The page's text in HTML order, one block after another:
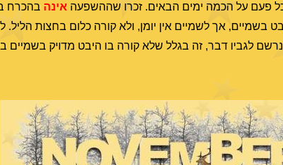
פעם על הכמה ימים הבאים. זכרו שההשפעה אינה בהכרח
בשמיים, אך לשמיים אין יומן, ולא קורה כלום בחצות
נרשם לגביו דבר, זה בגלל שלא קורה בו היבט מדויק